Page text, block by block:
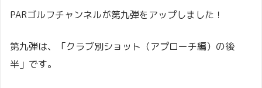
PARゴルフチャンネルが第九弾をアップしました！
第九弾は、「クラブ別ショット（アプローチ編）の後
半」です。